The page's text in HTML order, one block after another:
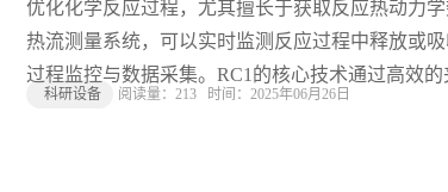
优化化学反应过程，尤其擅长于获取反应热动力
热流测量系统，可以实时监测反应过程中释放或
过程监控与数据采集。RC1的核心技术通过高效
科研设备 阅读量： 213时间：2025年06月26日